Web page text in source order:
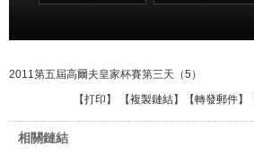
2011第五屆高爾夫皇家杯賽第三天（5）
【打印 】 【複製鏈結】【轉發郵件】
相關鏈結